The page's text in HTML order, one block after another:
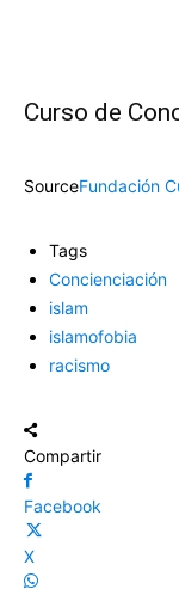
Curso de
SourceFundación
Tags
Concienciación
islam
islamofobia
racismo
Compartir
Facebook
X